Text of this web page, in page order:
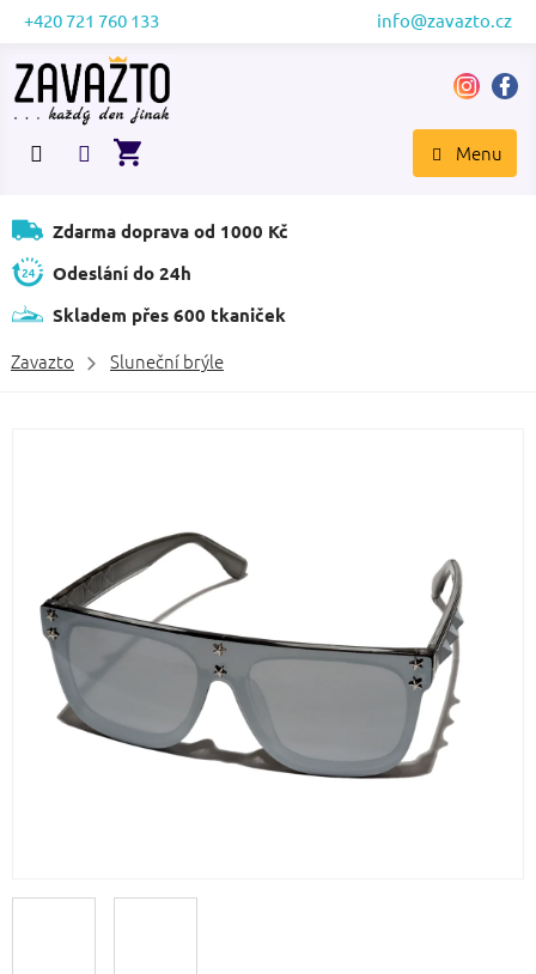
Přejít
obsah
+420 721 760 133 info@zavazto.cz
NÁKUPNÍ
Zdarma doprava od 1000 Kč
Odeslání do 24h
Skladem přes 600 tkaniček
Zavazto Sluneční brýle